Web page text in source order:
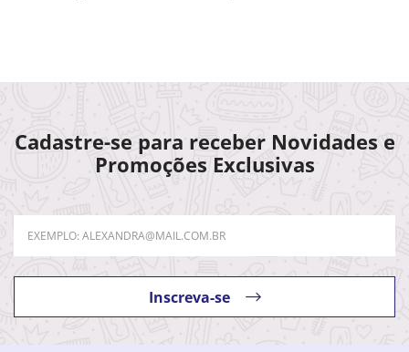
Cadastre-se para receber Novidades e
Promoções Exclusivas
Inscreva-se